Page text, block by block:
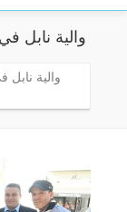
والية نابل
والية نابل